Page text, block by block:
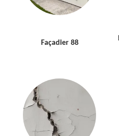
Façadier 88